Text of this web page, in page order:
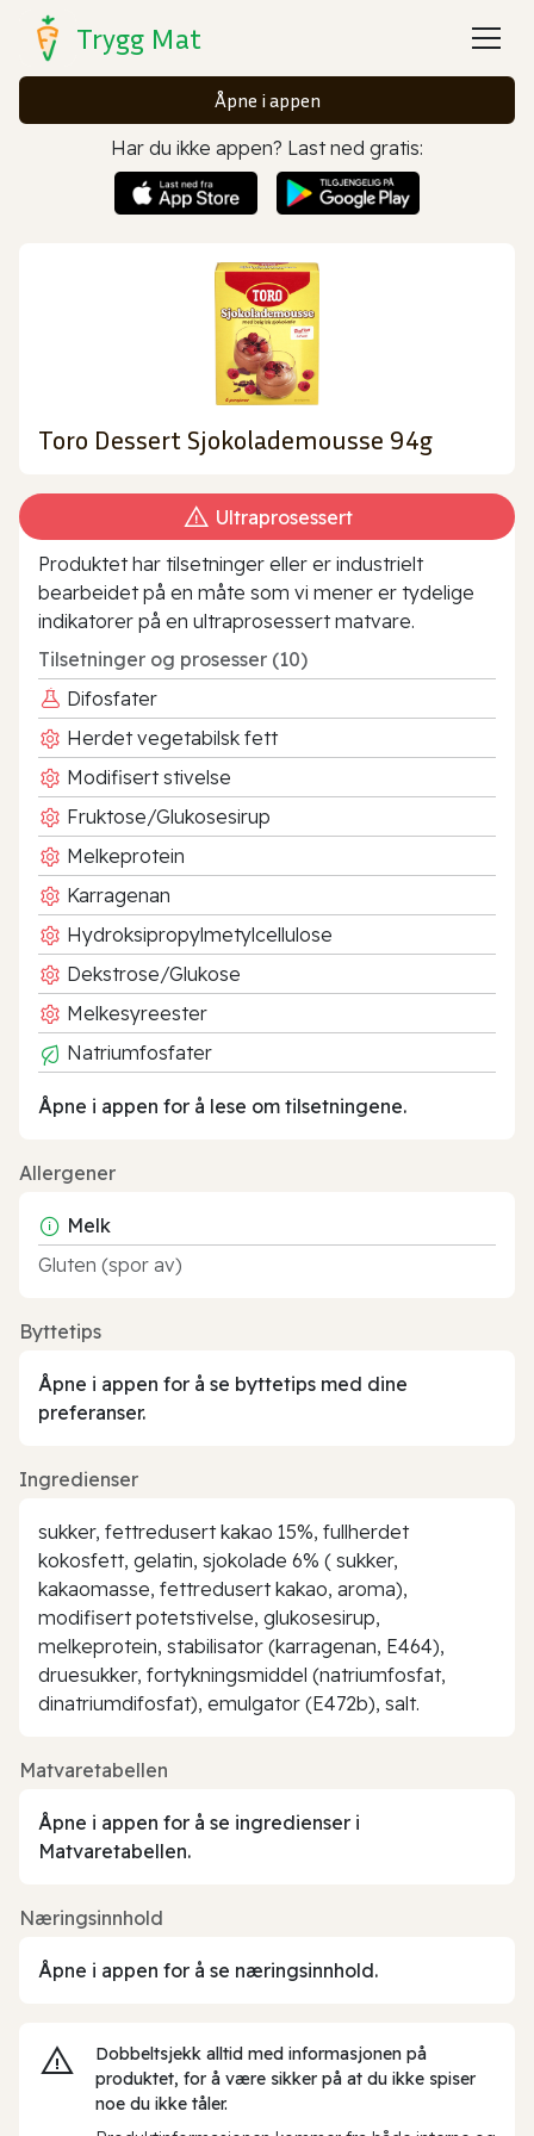
Trygg Mat
Åpne i appen
Har du ikke appen? Last ned gratis:
Toro Dessert Sjokolademousse 94g
Ultraprosessert
Produktet har tilsetninger eller er industrielt
bearbeidet på en måte som vi mener er tydelige
indikatorer på en ultraprosessert matvare.
Tilsetninger og prosesser (10)
Difosfater
Herdet vegetabilsk fett
Modifisert stivelse
Fruktose/Glukosesirup
Melkeprotein
Karragenan
Hydroksipropylmetylcellulose
Dekstrose/Glukose
Melkesyreester
Natriumfosfater
Åpne i appen for å lese om tilsetningene.
Allergener
Melk
Gluten (spor av)
Byttetips
Åpne i appen for å se byttetips med dine
preferanser.
Ingredienser
sukker, fettredusert kakao 15%, fullherdet
kokosfett, gelatin, sjokolade 6% ( sukker,
kakaomasse, fettredusert kakao, aroma),
modifisert potetstivelse, glukosesirup,
melkeprotein, stabilisator (karragenan, E464),
druesukker, fortykningsmiddel (natriumfosfat,
dinatriumdifosfat), emulgator (E472b), salt.
Matvaretabellen
Åpne i appen for å se ingredienser i
Matvaretabellen.
Næringsinnhold
Åpne i appen for å se næringsinnhold.
Dobbeltsjekk alltid med informasjonen på
produktet, for å være sikker på at du ikke spiser
noe du ikke tåler.